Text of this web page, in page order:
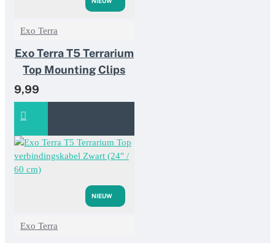
Exo Terra
Exo Terra T5 Terrarium
Top Mounting Clips
9,99
NIEUW
Exo Terra